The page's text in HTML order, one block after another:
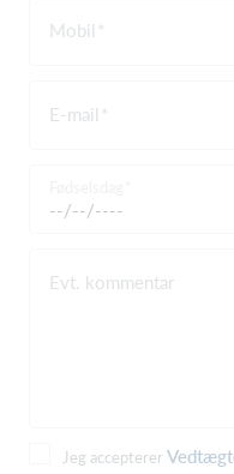
Mobil
E-mail
Evt. kommentar
Jeg accepterer